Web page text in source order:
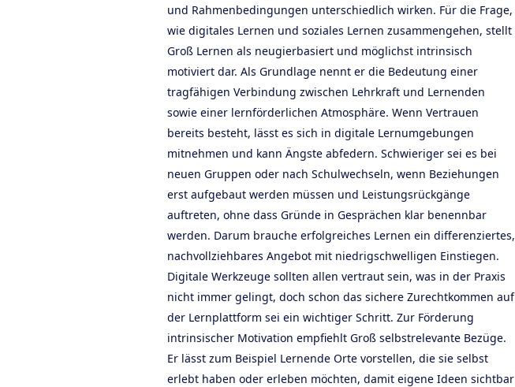
und Rahmenbedingungen unterschiedlich wirken. Für die Frage,
wie digitales Lernen und soziales Lernen zusammengehen, stellt
Groß Lernen als neugierbasiert und möglichst intrinsisch
motiviert dar. Als Grundlage nennt er die Bedeutung einer
tragfähigen Verbindung zwischen Lehrkraft und Lernenden
sowie einer lernförderlichen Atmosphäre. Wenn Vertrauen
bereits besteht, lässt es sich in digitale Lernumgebungen
mitnehmen und kann Ängste abfedern. Schwieriger sei es bei
neuen Gruppen oder nach Schulwechseln, wenn Beziehungen
erst aufgebaut werden müssen und Leistungsrückgänge
auftreten, ohne dass Gründe in Gesprächen klar benennbar
werden. Darum brauche erfolgreiches Lernen ein differenziertes,
nachvollziehbares Angebot mit niedrigschwelligen Einstiegen.
Digitale Werkzeuge sollten allen vertraut sein, was in der Praxis
nicht immer gelingt, doch schon das sichere Zurechtkommen auf
der Lernplattform sei ein wichtiger Schritt. Zur Förderung
intrinsischer Motivation empfiehlt Groß selbstrelevante Bezüge.
Er lässt zum Beispiel Lernende Orte vorstellen, die sie selbst
erlebt haben oder erleben möchten, damit eigene Ideen sichtbar